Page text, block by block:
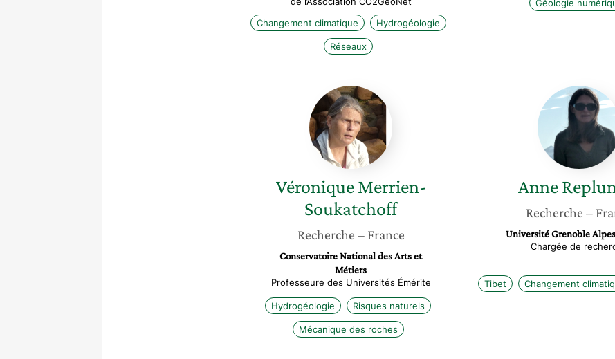
Changement climatique
Hydrogéologie
Réseaux
Géologie
Véronique
Merrien-
Soukatchoff
Véronique Merrien-
Soukatchoff
Recherche – France
Conservatoire National des Arts et
Métiers
Professeure des Universités Émérite
Hydrogéologie Risques naturels
Mécanique des roches
Anne
Anne
Recherche –
Université Grenoble
Chargée de
Tibet Changement